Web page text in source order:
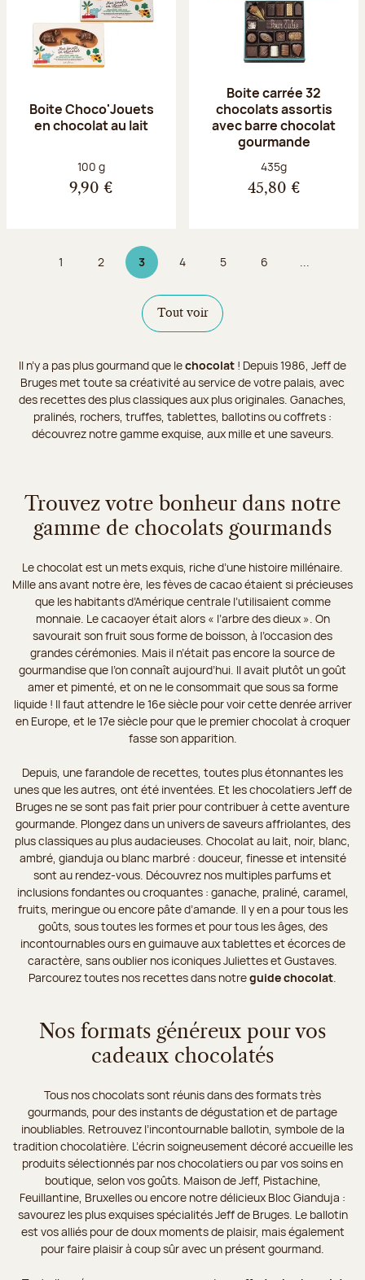
Boite Choco'Jouets
en chocolat au lait
Poids net :
100 g
9,90 €
Boite carrée 32
chocolats assortis
avec barre chocolat
gourmande
Poids net :
435g
45,80 €
Page
1 Page
2 3Page 3 sur 9
Page
4 Page
5 Page
6 ...
Tout voir
Il n’y a pas plus gourmand que lechocolat ! Depuis 1986, Jeff de
Bruges met toute sa créativité au service de votre palais, avec
des recettes des plus classiques aux plus originales. Ganaches,
pralinés, rochers, truffes, tablettes, ballotins ou coffrets :
découvrez notre gamme exquise, aux mille et une saveurs.
Trouvez votre bonheur dans notre
gamme de chocolats gourmands
Le chocolat est un mets exquis, riche d’une histoire millénaire.
Mille ans avant notre ère, les fèves de cacao étaient si précieuses
que les habitants d’Amérique centrale l’utilisaient comme
monnaie. Le cacaoyer était alors « l’arbre des dieux ». On
savourait son fruit sous forme de boisson, à l’occasion des
grandes cérémonies. Mais il n’était pas encore la source de
gourmandise que l’on connaît aujourd’hui. Il avait plutôt un goût
amer et pimenté, et on ne le consommait que sous sa forme
liquide ! Il faut attendre le 16e siècle pour voir cette denrée arriver
en Europe, et le 17e siècle pour que le premier chocolat à croquer
fasse son apparition.
Depuis, une farandole de recettes, toutes plus étonnantes les
unes que les autres, ont été inventées. Et les chocolatiers Jeff de
Bruges ne se sont pas fait prier pour contribuer à cette aventure
gourmande. Plongez dans un univers de saveurs affriolantes, des
plus classiques au plus audacieuses. Chocolat au lait, noir, blanc,
ambré, gianduja ou blanc marbré : douceur, finesse et intensité
sont au rendez-vous. Découvrez nos multiples parfums et
inclusions fondantes ou croquantes : ganache, praliné, caramel,
fruits, meringue ou encore pâte d’amande. Il y en a pour tous les
goûts, sous toutes les formes et pour tous les âges, des
incontournables ours en guimauve aux tablettes et écorces de
caractère, sans oublier nos iconiques Juliettes et Gustaves.
Parcourez toutes nos recettes dans notreguide chocolat
Nos formats généreux pour vos
cadeaux chocolatés
Tous nos chocolats sont réunis dans des formats très
gourmands, pour des instants de dégustation et de partage
inoubliables. Retrouvez l’incontournable ballotin, symbole de la
tradition chocolatière. L’écrin soigneusement décoré accueille les
produits sélectionnés par nos chocolatiers ou par vos soins en
boutique, selon vos goûts. Maison de Jeff, Pistachine,
Feuillantine, Bruxelles ou encore notre délicieux Bloc Gianduja :
savourez les plus exquises spécialités Jeff de Bruges. Le ballotin
est vos alliés pour de doux moments de plaisir, mais également
pour faire plaisir à coup sûr avec un présent gourmand.